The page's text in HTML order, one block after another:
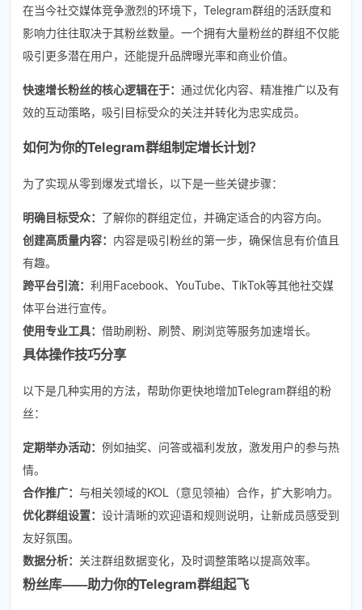
在当今社交媒体竞争激烈的环境下，Telegram群组的活跃度和
影响力往往取决于其粉丝数量。一个拥有大量粉丝的群组不仅能
吸引更多潜在用户，还能提升品牌曝光率和商业价值。
快速增长粉丝的核心逻辑在于： 通过优化内容、精准推广以及有
效的互动策略，吸引目标受众的关注并转化为忠实成员。
如何为你的Telegram群组制定增长计划？
为了实现从零到爆发式增长，以下是一些关键步骤：
明确目标受众： 了解你的群组定位，并确定适合的内容方向。
创建高质量内容： 内容是吸引粉丝的第一步，确保信息有价值且
有趣。
跨平台引流： 利用Facebook、YouTube、TikTok等其他社交媒
体平台进行宣传。
使用专业工具： 借助刷粉、刷赞、刷浏览等服务加速增长。
具体操作技巧分享
以下是几种实用的方法，帮助你更快地增加Telegram群组的粉
丝：
定期举办活动： 例如抽奖、问答或福利发放，激发用户的参与热
情。
合作推广： 与相关领域的KOL（意见领袖）合作，扩大影响力。
优化群组设置： 设计清晰的欢迎语和规则说明，让新成员感受到
友好氛围。
数据分析： 关注群组数据变化，及时调整策略以提高效率。
粉丝库——助力你的Telegram群组起飞